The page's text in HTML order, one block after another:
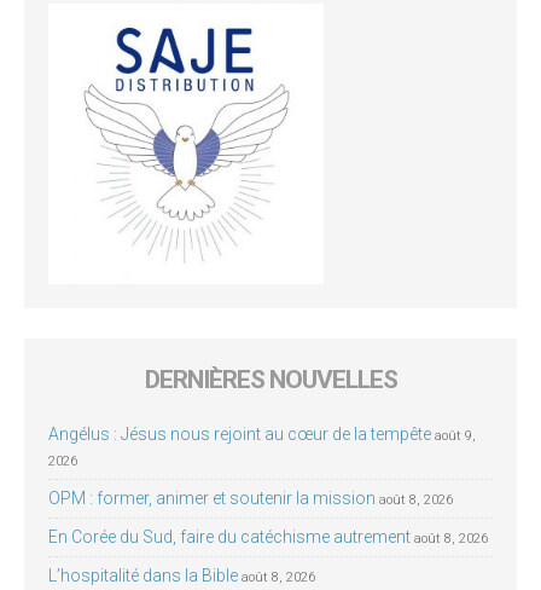
DERNIÈRES NOUVELLES
Angélus : Jésus nous rejoint au cœur de la tempête août 9,
2026
OPM : former, animer et soutenir la mission août 8, 2026
En Corée du Sud, faire du catéchisme autrement août 8, 2026
L’hospitalité dans la Bible août 8, 2026